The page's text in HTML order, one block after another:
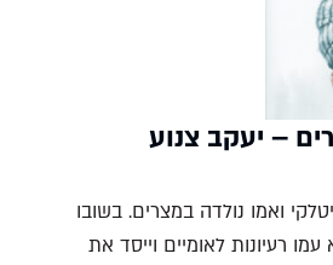
– יעקב צנוע
ואמו נולדה במצרים. בשובו
רעיונות לאומיים וייסד את